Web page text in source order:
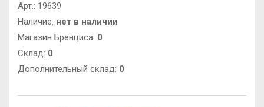
Арт.: 19639
Наличие: нет в наличии
Магазин Бренциса: 0
Cклад: 0
Дополнительный склад: 0